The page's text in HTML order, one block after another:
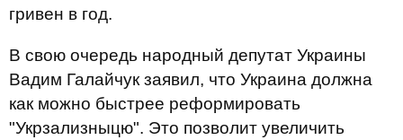
гривен в год.
В свою очередь народный депутат Украины
Вадим Галайчук заявил, что Украина должна
как можно быстрее реформировать
"Укрзализныцю". Это позволит увеличить